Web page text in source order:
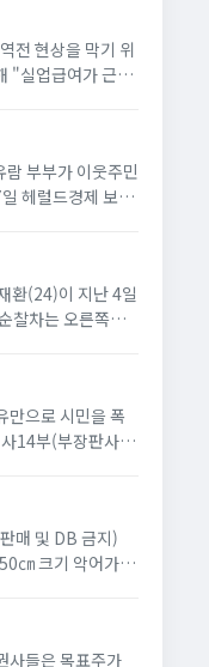
전 현상을 막기 위
부부가 이웃주민
헤럴드경제 보도
환(24)이 지난 4일
찰차는 오른쪽으
만으로 시민을 폭
14부(부장판사 윤
매 및 DB 금지)
㎝ 크기 악어가 있
사들은 목표주가